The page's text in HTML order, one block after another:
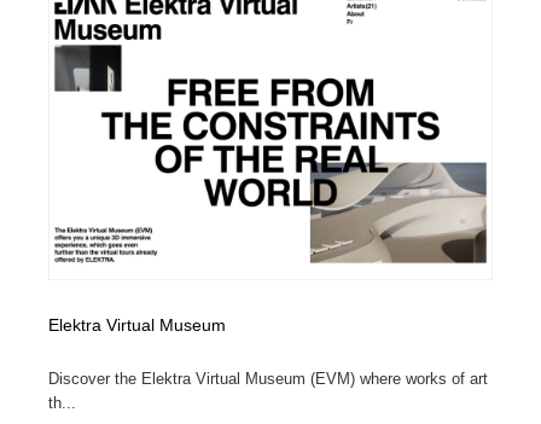
Elektra Virtual Museum
Discover the Elektra Virtual Museum (EVM) where works of art
th...